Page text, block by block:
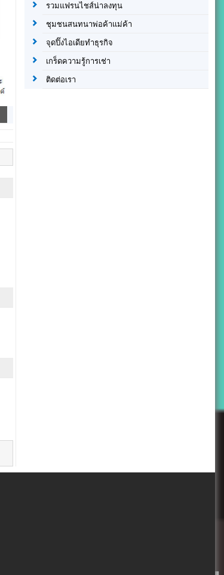
รวมแฟรนไชส์น่าลงทุน
ชุมชนสนทนาพ่อค้าแม่ค้า
จุดปิ๊งไอเดียทำธุรกิจ
เกร็ดความรู้การเช่า
ติดต่อเรา